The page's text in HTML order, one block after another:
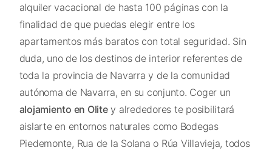
alquiler vacacional de hasta 100 páginas con la
finalidad de que puedas elegir entre los
apartamentos más baratos con total seguridad. Sin
duda, uno de los destinos de interior referentes de
toda la provincia de Navarra y de la comunidad
autónoma de Navarra, en su conjunto. Coger un
alojamiento en Olitey alrededores te posibilitará
aislarte en entornos naturales como Bodegas
Piedemonte, Rua de la Solana o Rúa Villavieja, todos